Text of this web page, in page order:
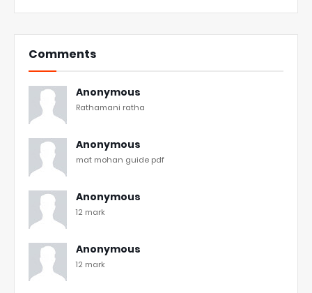
Comments
Anonymous
Rathamani ratha
Anonymous
mat mohan guide pdf
Anonymous
12 mark
Anonymous
12 mark